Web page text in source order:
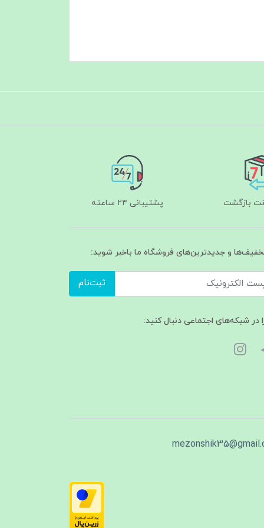
پشتیبانی ۲۴ ساعته
و جدیدترین‌های فروشگاه ما باخبر شوید:
ثبت‌نام
در شبکه‌های اجتماعی دنبال کنید: